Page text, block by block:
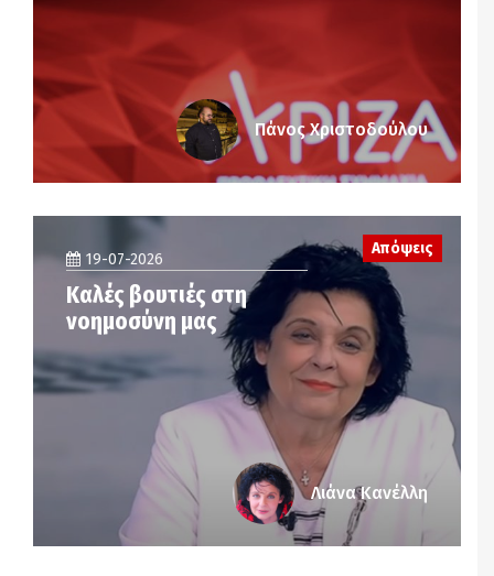
Πάνος Χριστοδούλου
19-07-2026
Καλές βουτιές στη
νοημοσύνη μας
Απόψεις
Λιάνα Κανέλλη